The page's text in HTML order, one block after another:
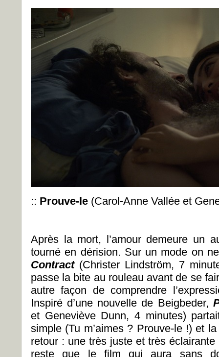
:: Prouve-le (Carol-Anne Vallée et
Après la mort, l’amour demeure un
tourné en dérision. Sur un mode on
Contract (Christer Lindström, 7
passe la bite au rouleau avant de se
autre façon de comprendre
Inspiré d’une nouvelle de Beigbeder,
et Geneviève Dunn, 4 minutes)
simple (Tu m’aimes ? Prouve-le !) et
retour : une très juste et très
reste que le film qui aura sans